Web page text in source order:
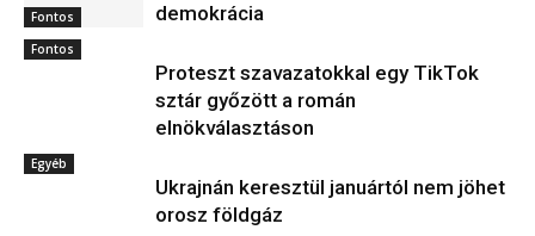
Fontos
demokrácia
Fontos
Proteszt szavazatokkal egy TikTok
sztár győzött a román
elnökválasztáson
Egyéb
Ukrajnán keresztül januártól nem jöhet
orosz földgáz